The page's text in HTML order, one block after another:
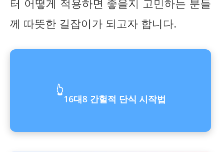
터 어떻게 적용하면 좋을지 고민하는 분들
께 따뜻한 길잡이가 되고자 합니다.
👆
16대8 간헐적 단식 시작법